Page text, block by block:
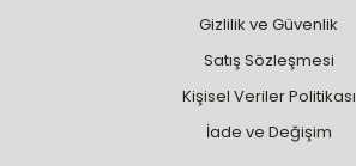
Gizlilik ve Güvenlik
Satış Sözleşmesi
Kişisel Veriler Politikası
İade ve Değişim